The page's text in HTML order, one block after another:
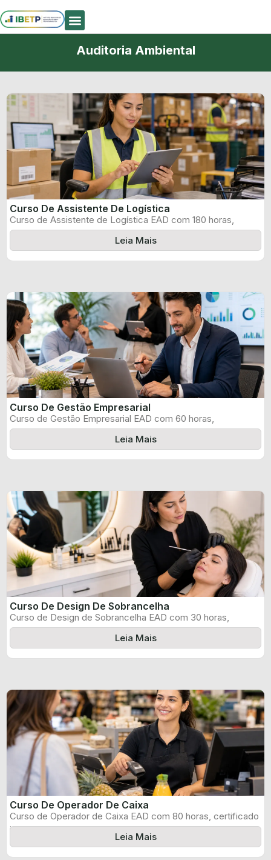
Auditoria Ambiental
Curso De Assistente De Logística
Curso de Assistente de Logística EAD com 180 horas,
certificado informado pelo produtor ...
Leia Mais
Curso De Gestão Empresarial
Curso de Gestão Empresarial EAD com 60 horas,
certificado informado pelo produtor e ...
Leia Mais
Curso De Design De Sobrancelha
Curso de Design de Sobrancelha EAD com 30 horas,
certificado informado pelo produtor ...
Leia Mais
Curso De Operador De Caixa
Curso de Operador de Caixa EAD com 80 horas, certificado
informado pelo produtor ...
Leia Mais